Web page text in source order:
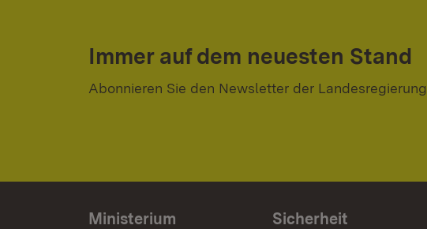
Immer auf dem neuesten Stand
Abonnieren Sie den Newsletter der Landesregierung.
Ministerium Sicherheit